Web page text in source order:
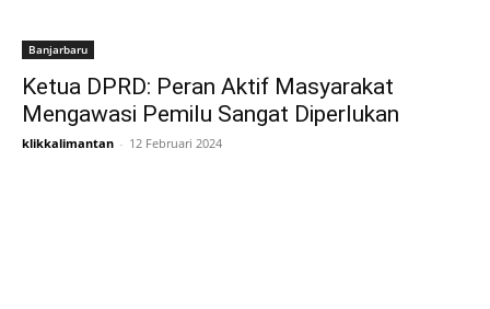
Banjarbaru
Ketua DPRD: Peran Aktif Masyarakat
Mengawasi Pemilu Sangat Diperlukan
klikkalimantan - 12 Februari 2024